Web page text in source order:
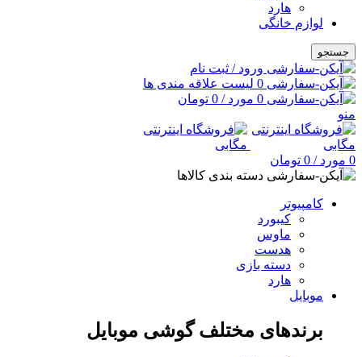
هارد
لوازم خانگی
جستجو
ورود / ثبت نام
0 لیست علاقه مندی ها
0 مورد/
0 تومان
منو
0 مورد/
0 تومان
دسته بندی کالاها
کامپیوتر
کیبورد
ماوس
هدست
دسته بازی
هارد
موبایل
برندهای مختلف گوشی موبایل